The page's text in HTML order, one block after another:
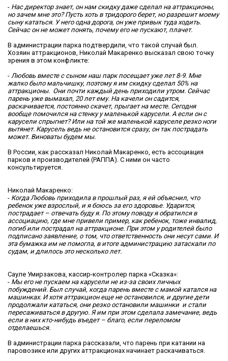
- Нас директор знает, он нам скидку даже сделал на аттракционы,
но зачем мне это? Пусть хоть в тридорого берет, но разрешит моему
сыну кататься. У него одна дорога, он уже привык туда ходить.
Сейчас он не может понять, почему его не пускают, плачет.
В администрации парка подтвердили, что такой случай был.
Хозяин аттракционов, Николай Макаренко высказал свою точку
зрения в этом конфликте:
- Любовь вместе с сыном наш парк посещает уже лет 8-9. Мне
жалко было мальчишку, поэтому я им скидку сделал 50% на
аттракционы. Они почти каждый день приходили утром. Сейчас
парень уже вымахал, 20 лет ему. На качели он садится,
раскачивается, постоянно скачет, прыгает на месте. Сегодня
вообще помочился на стенку у маленькой карусели. А если он с
карусели спрыгнет? Или на той же маленькой каруселе резко ноги
вытянет. Карусель ведь не остановится сразу, он так пострадать
может. Виноваты будем мы.
В России, как рассказал Николай Макаренко, есть ассоциация
парков и производителей (РАППА). С ними он часто
консультируется.
Николай Макаренко:
- Когда Любовь приходила в прошлый раз, я ей объяснил, что
ребенок уже взрослый, и я боюсь за его здоровье. Ударится,
пострадает – отвечать буду я. По этому поводу я обратился в
ассоциацию, где мне привели пример, как ребенок, тоже инвалид,
погиб или пострадал на аттракционе. При этом у родителей было
подписано заявление, о том, что ответственность они несут сами. И
эта бумажка им не помогла, в итоге администрацию затаскали по
судам, и длилось это несколько лет.
Сауле Умирзакова, кассир-контролер парка «Сказка»:
- Мы его не пускаем на карусели не из-за своих личных
побуждений. Был случай, когда парень вместе с мамой катался на
машинках. И хотя аттракцион еще не остановился, и другие дети
продолжали кататься, они резко остановили машинки и стали
пересаживаться в другую. Я им при этом сделала замечание, ведь
если в них кто-нибудь въедет – благо, если переломом
отделаешься.
В администрации парка рассказали, что парень при катании на
паровозике или других аттракционах начинает раскачиваться.